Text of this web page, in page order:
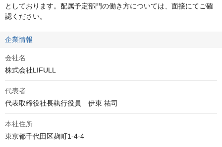
としております。配属予定部門の働き方については、面接にてご確
認ください。
企業情報
会社名
株式会社LIFULL
代表者
代表取締役社長執行役員　伊東 祐司
本社住所
東京都千代田区麹町1-4-4